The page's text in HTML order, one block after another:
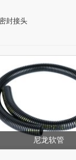
封接头
尼龙软管